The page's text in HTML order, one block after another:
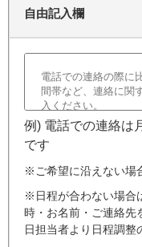
自由記入欄
例) 電話での連絡は
です
※ご希望に沿えない場
※日程が合わない場合
時・お名前・ご連絡先
日担当者より日程調整